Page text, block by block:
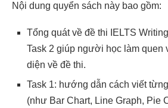
Nội dung quyển sách này bao gồm:
Tổng quát về đề thi IELTS
Task 2 giúp người học làm quen
diện về đề thi.
Task 1: hướng dẫn cách viết
(như Bar Chart, Line Graph, Pie